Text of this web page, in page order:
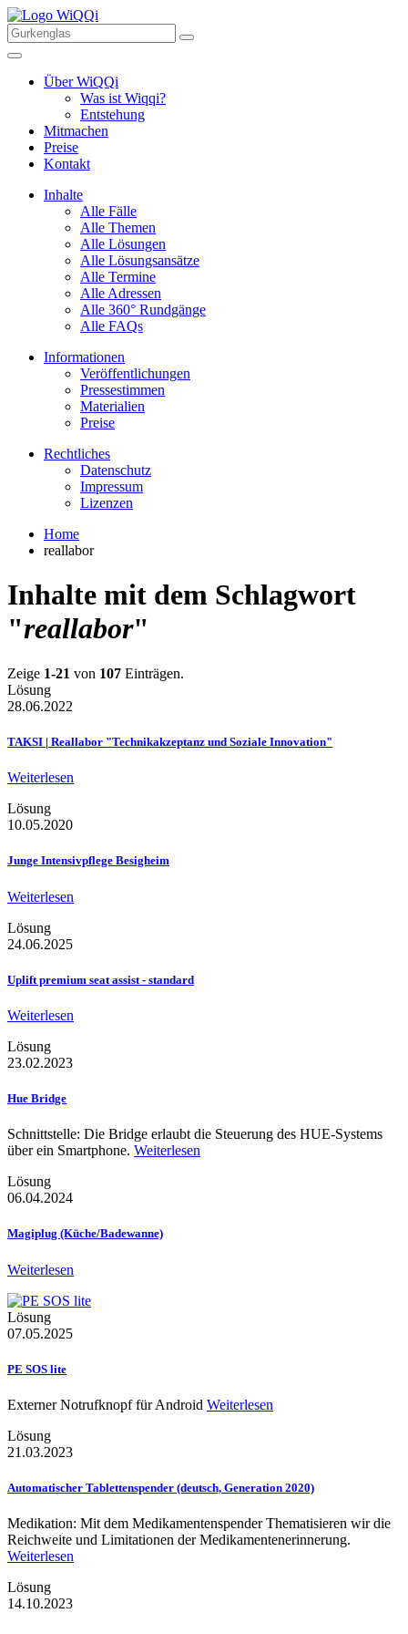
Über WiQQi
Was ist Wiqqi?
Entstehung
Mitmachen
Preise
Kontakt
Inhalte
Alle Fälle
Alle Themen
Alle Lösungen
Alle Lösungsansätze
Alle Termine
Alle Adressen
Alle 360° Rundgänge
Alle FAQs
Informationen
Veröffentlichungen
Pressestimmen
Materialien
Preise
Rechtliches
Datenschutz
Impressum
Lizenzen
Home
reallabor
Inhalte mit dem Schlagwort
"reallabor"
Zeige 1-21 von 107 Einträgen.
Lösung
28.06.2022
TAKSI | Reallabor "Technikakzeptanz und Soziale Innovation"
Weiterlesen
Lösung
10.05.2020
Junge Intensivpflege Besigheim
Weiterlesen
Lösung
24.06.2025
Uplift premium seat assist - standard
Weiterlesen
Lösung
23.02.2023
Hue Bridge
Schnittstelle: Die Bridge erlaubt die Steuerung des HUE-Systems
über ein Smartphone. Weiterlesen
Lösung
06.04.2024
Magiplug (Küche/Badewanne)
Weiterlesen
Lösung
07.05.2025
PE SOS lite
Externer Notrufknopf für Android Weiterlesen
Lösung
21.03.2023
Automatischer Tablettenspender (deutsch, Generation 2020)
Medikation: Mit dem Medikamentenspender Thematisieren wir die
Reichweite und Limitationen der Medikamentenerinnerung.
Weiterlesen
Lösung
14.10.2023